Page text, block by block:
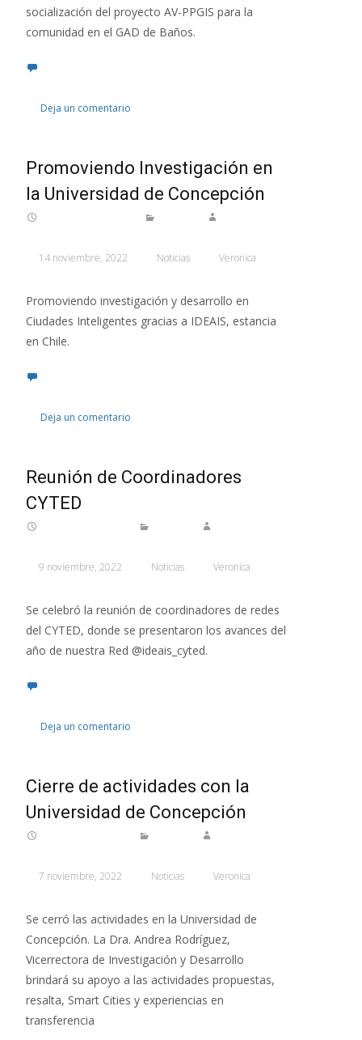
socialización del proyecto AV-PPGIS para la
comunidad en el GAD de Baños.
Deja un comentario
Promoviendo Investigación en
la Universidad de Concepción
14 noviembre, 2022 Noticias Veronica
Promoviendo investigación y desarrollo en
Ciudades Inteligentes gracias a IDEAIS, estancia
en Chile.
Deja un comentario
Reunión de Coordinadores
CYTED
9 noviembre, 2022 Noticias Veronica
Se celebró la reunión de coordinadores de redes
del CYTED, donde se presentaron los avances del
año de nuestra Red @ideais_cyted.
Deja un comentario
Cierre de actividades con la
Universidad de Concepción
7 noviembre, 2022 Noticias Veronica
Se cerró las actividades en la Universidad de
Concepción. La Dra. Andrea Rodríguez,
Vicerrectora de Investigación y Desarrollo
brindará su apoyo a las actividades propuestas,
resalta, Smart Cities y experiencias en
transferencia